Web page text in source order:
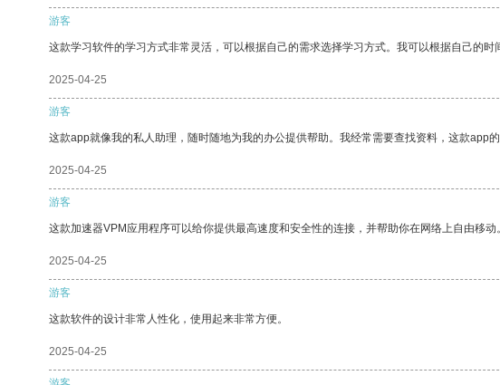
游客
这款学习软件的学习方式非常灵活，可以根据自己的需求选择学习方式。我可以根据自己的时
2025-04-25
游客
这款app就像我的私人助理，随时随地为我的办公提供帮助。我经常需要查找资料，这款app
2025-04-25
游客
这款加速器VPM应用程序可以给你提供最高速度和安全性的连接，并帮助你在网络上自由移动。
2025-04-25
游客
这款软件的设计非常人性化，使用起来非常方便。
2025-04-25